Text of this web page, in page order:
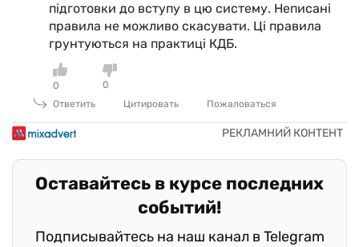
підготовки до вступу в цю систему. Неписані
правила не можливо скасувати. Ці правила
грунтуються на практиці КДБ.
0
0
Ответить
Цитировать Пожаловаться
Оставайтесь в курсе последних
событий!
Подписывайтесь на наш канал в Telegram